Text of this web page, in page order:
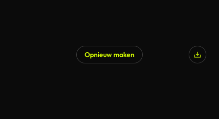
Opnieuw maken